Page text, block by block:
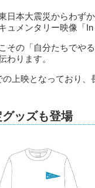
日本大震災からわず
ュメンタリー映像「In
その「自分たちでや
わります。
上映となっており、
ッズも登場